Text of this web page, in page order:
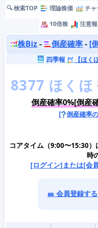
🔍 検索TOP 理論株価 チャ
10倍株
注意報
株Biz- 倒産確率- [
四季報 【ほ
倒産確率0%[倒産
[ 倒産確率
コアタイム（9:00〜15:30
時
[ログイン]または[会
🎫 会員登録す